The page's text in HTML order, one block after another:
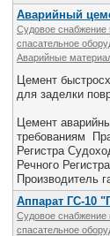
Аварийный
Судовое снабжение
спасательное
Аварийные
Цемент
для заделки
Цемент
требованиям
Регистра
Речного
Производитель
Аппарат ГС-10
Судовое снабжение
спасательное